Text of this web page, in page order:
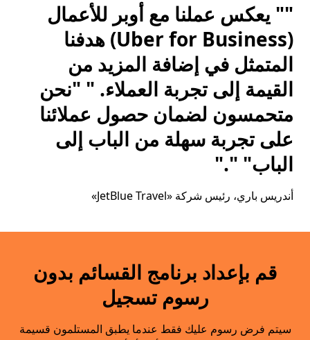
"" يعكس عملنا مع أوبر للأعمال
(Uber for Business) هدفنا
المتمثل في إضافة المزيد من
القيمة إلى تجربة العملاء. " "نحن
متحمسون لضمان حصول عملائنا
على تجربة سهلة من الباب إلى
الباب" "."
أندريس باري، رئيس شركة «JetBlue Travel»
قم بإعداد برنامج القسائم بدون
رسوم تسجيل
سيتم فرض رسوم عليك فقط عندما يطبق المستلمون قسيمة